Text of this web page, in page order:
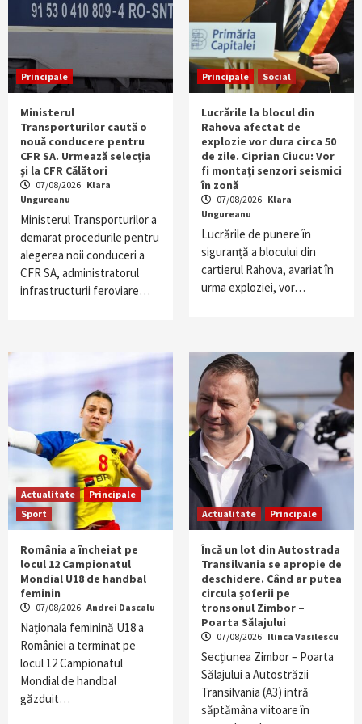
Principale
Ministerul
Transporturilor caută o
nouă conducere pentru
CFR SA. Urmează selecția
și la CFR Călători
07/08/2026 Klara
Ungureanu
Ministerul Transporturilor a
demarat procedurile pentru
alegerea noii conduceri a
CFR SA, administratorul
infrastructurii feroviare…
Principale Social
Lucrările la blocul din
Rahova afectat de
explozie vor dura circa 50
de zile. Ciprian Ciucu: Vor
fi montați senzori seismici
în zonă
07/08/2026 Klara
Ungureanu
Lucrările de punere în
siguranță a blocului din
cartierul Rahova, avariat în
urma exploziei, vor…
Actualitate
Principale
Sport
România a încheiat pe
locul 12 Campionatul
Mondial U18 de handbal
feminin
07/08/2026 Andrei Dascalu
Naționala feminină U18 a
României a terminat pe
locul 12 Campionatul
Mondial de handbal
găzduit…
Actualitate Principale
Încă un lot din Autostrada
Transilvania se apropie de
deschidere. Când ar putea
circula șoferii pe
tronsonul Zimbor –
Poarta Sălajului
07/08/2026 Ilinca Vasilescu
Secțiunea Zimbor – Poarta
Sălajului a Autostrăzii
Transilvania (A3) intră
săptămâna viitoare în